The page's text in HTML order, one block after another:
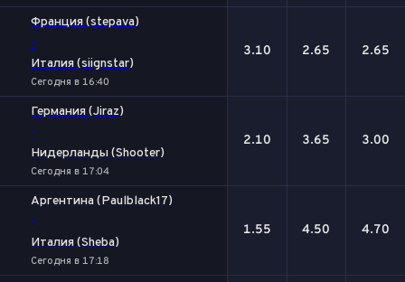
Франция (stepava)
-
Италия (siignstar)
Сегодня в 16:40
3.10 2.65 2.65
Германия (Jiraz)
-
Нидерланды (Shooter)
Сегодня в 17:04
2.10 3.65 3.00
Аргентина (Paulblack17)
-
Италия (Sheba)
Сегодня в 17:18
1.55 4.50 4.70